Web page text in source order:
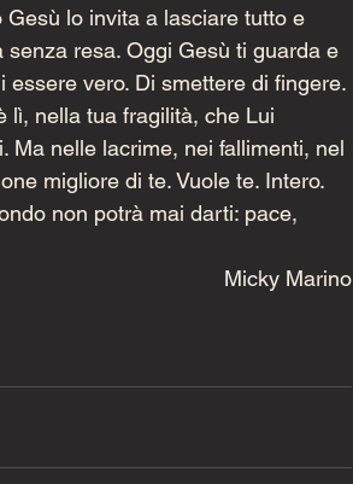
Gesù lo invita a lasciare tutto e
resa. Oggi Gesù ti guarda e
vero. Di smettere di fingere.
lì, nella tua fragilità, che Lui
Ma nelle lacrime, nei fallimenti, nel
migliore di te. Vuole te. Intero.
non potrà mai darti: pace,
Micky Marino